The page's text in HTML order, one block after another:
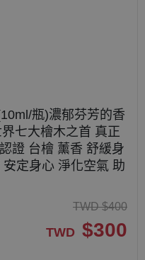
瓶)濃郁芬芳的香
七大檜木之首 真正
證 台檜 薰香 舒緩身
定身心 淨化空氣 助
TWD $400
TWD $300